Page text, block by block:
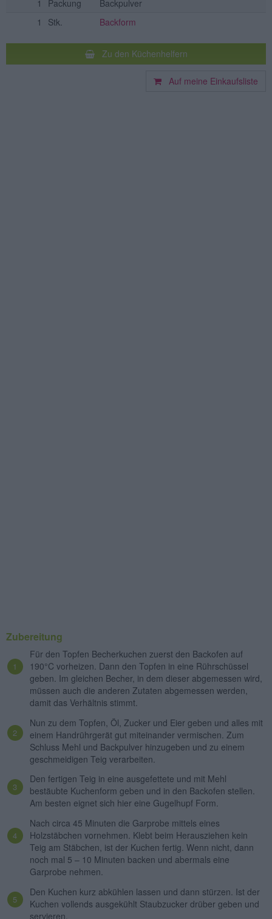
1
Packung
Backpulver
1
Stk. Backform
Zu den Küchenhelfern
Auf meine Einkaufsliste
Zubereitung
Für den Topfen Becherkuchen zuerst den Backofen auf
190°C vorheizen. Dann den Topfen in eine Rührschüssel
geben. Im gleichen Becher, in dem dieser abgemessen wird,
müssen auch die anderen Zutaten abgemessen werden,
damit das Verhältnis stimmt.
Nun zu dem Topfen, Öl, Zucker und Eier geben und alles mit
einem Handrührgerät gut miteinander vermischen. Zum
Schluss Mehl und Backpulver hinzugeben und zu einem
geschmeidigen Teig verarbeiten.
Den fertigen Teig in eine ausgefettete und mit Mehl
bestäubte Kuchenform geben und in den Backofen stellen.
Am besten eignet sich hier eine Gugelhupf Form.
Nach circa 45 Minuten die Garprobe mittels eines
Holzstäbchen vornehmen. Klebt beim Herausziehen kein
Teig am Stäbchen, ist der Kuchen fertig. Wenn nicht, dann
noch mal 5 – 10 Minuten backen und abermals eine
Garprobe nehmen.
Den Kuchen kurz abkühlen lassen und dann stürzen. Ist der
Kuchen vollends ausgekühlt Staubzucker drüber geben und
servieren.